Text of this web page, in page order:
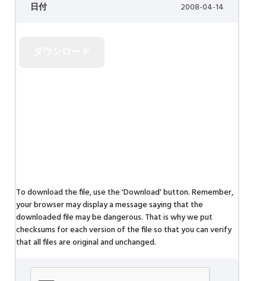
日付 2008-04-14
To download the file, use the 'Download' button. Remember,
your browser may display a message saying that the
downloaded file may be dangerous. That is why we put
checksums for each version of the file so that you can verify
that all files are original and unchanged.